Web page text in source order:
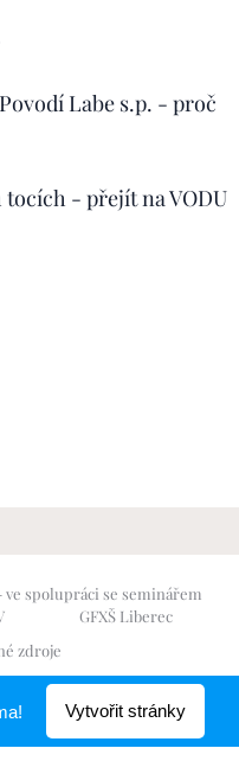
Labe s.p. - proč
tocích - přejít na VODU
ve spolupráci se seminářem
GMV GFXŠ Liberec
zdroje
Webnode
Vytvořit stránky